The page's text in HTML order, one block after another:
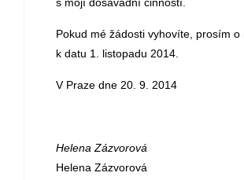
Pokud mé žádosti vyhovíte, prosím o
k datu 1. listopadu 2014.
V Praze dne 20. 9. 2014
Helena Zázvorová
Helena Zázvorová